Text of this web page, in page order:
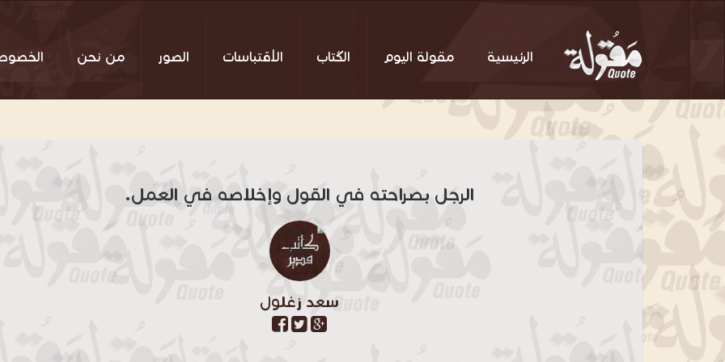
الرئيسية مقولة اليوم الكُتاب الأقتباسات الصور من نحن
الرجل بصراحته في القول وإخلاصه في العمل.
سعد زغلول